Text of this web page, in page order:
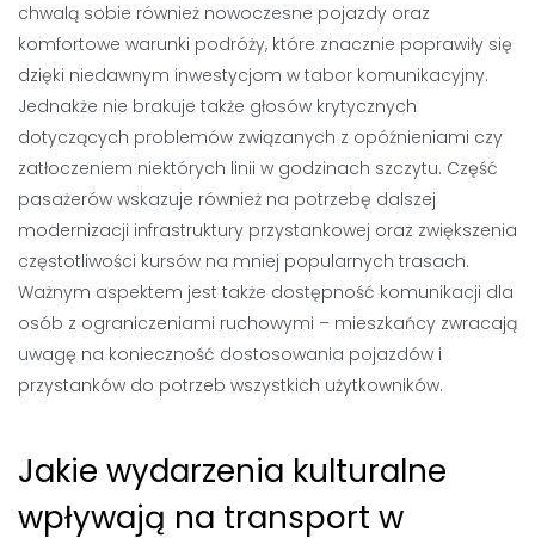
chwalą sobie również nowoczesne pojazdy oraz
komfortowe warunki podróży, które znacznie poprawiły się
dzięki niedawnym inwestycjom w tabor komunikacyjny.
Jednakże nie brakuje także głosów krytycznych
dotyczących problemów związanych z opóźnieniami czy
zatłoczeniem niektórych linii w godzinach szczytu. Część
pasażerów wskazuje również na potrzebę dalszej
modernizacji infrastruktury przystankowej oraz zwiększenia
częstotliwości kursów na mniej popularnych trasach.
Ważnym aspektem jest także dostępność komunikacji dla
osób z ograniczeniami ruchowymi – mieszkańcy zwracają
uwagę na konieczność dostosowania pojazdów i
przystanków do potrzeb wszystkich użytkowników.
Jakie wydarzenia kulturalne
wpływają na transport w